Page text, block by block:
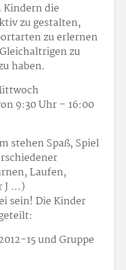
Kindern die
zu gestalten,
zu erlernen
zu
haben.
9:30 Uhr – 16:00
stehen Spaß, Spiel
Laufen,
J …)
sein! Die Kinder
15 und Gruppe